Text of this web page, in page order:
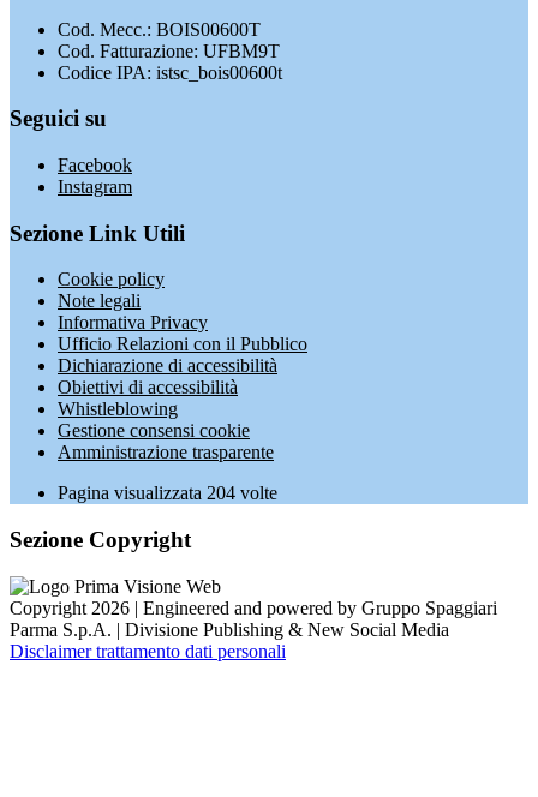
Cod. Mecc.: BOIS00600T
Cod. Fatturazione: UFBM9T
Codice IPA: istsc_bois00600t
Seguici su
Facebook
Instagram
Sezione Link Utili
Cookie policy
Note legali
Informativa Privacy
Ufficio Relazioni con il Pubblico
Dichiarazione di accessibilità
Obiettivi di accessibilità
Whistleblowing
Gestione consensi cookie
Amministrazione trasparente
Pagina visualizzata 204 volte
Sezione Copyright
Copyright 2026 | Engineered and powered by Gruppo Spaggiari
Parma S.p.A. | Divisione Publishing & New Social Media
Disclaimer trattamento dati personali